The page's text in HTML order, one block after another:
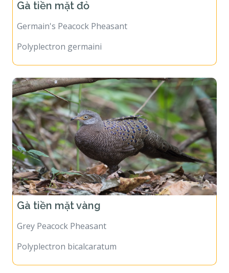
Gà tiền mặt đỏ
Germain's Peacock Pheasant
Polyplectron germaini
Gà tiền mặt vàng
Grey Peacock Pheasant
Polyplectron bicalcaratum